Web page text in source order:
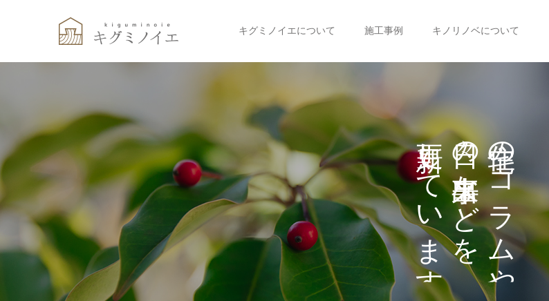
キグミノイエについて 施工事例 キノリノベについて
の
コ
ラ
ム
や
の
な
ど
を
し
て
い
ま
す